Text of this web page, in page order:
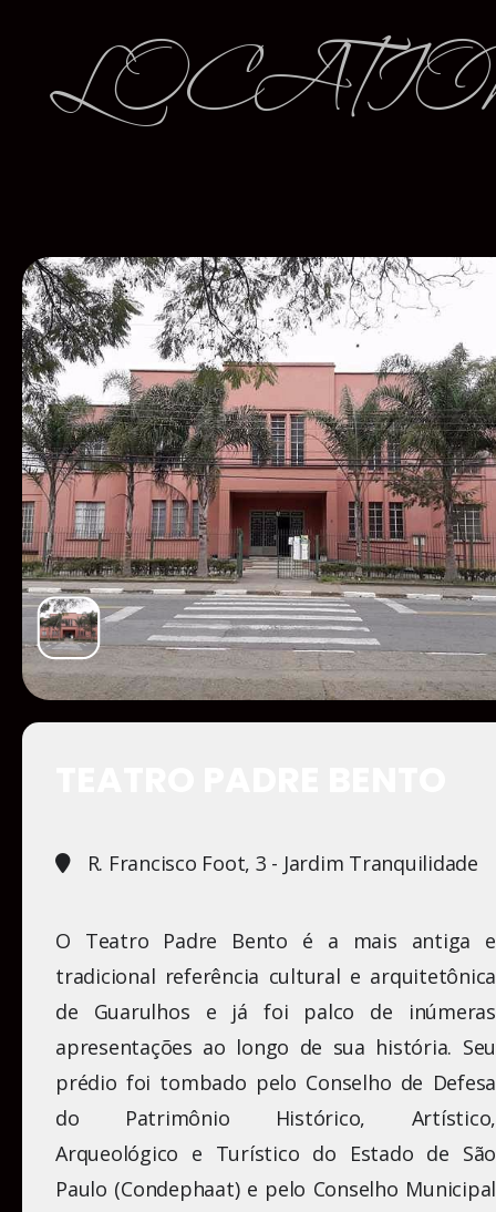
R. Francisco Foot, 3 - Jardim Tranquilidade
O Teatro Padre Bento é a mais antiga e
tradicional referência cultural e arquitetônica
de Guarulhos e já foi palco de inúmeras
apresentações ao longo de sua história. Seu
prédio foi tombado pelo Conselho de Defesa
do Patrimônio Histórico, Artístico,
Arqueológico e Turístico do Estado de São
Paulo (Condephaat) e pelo Conselho Municipal